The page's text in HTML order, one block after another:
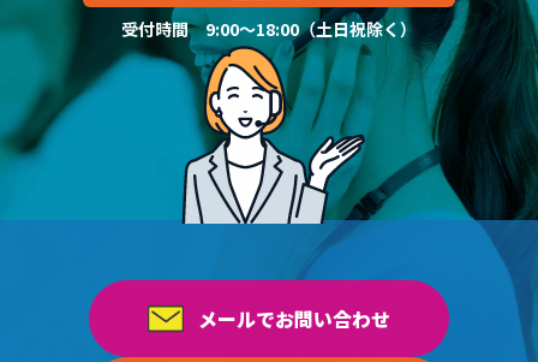
受付時間 9:00～18:00（土日祝除く）
メールでお問い合わせ